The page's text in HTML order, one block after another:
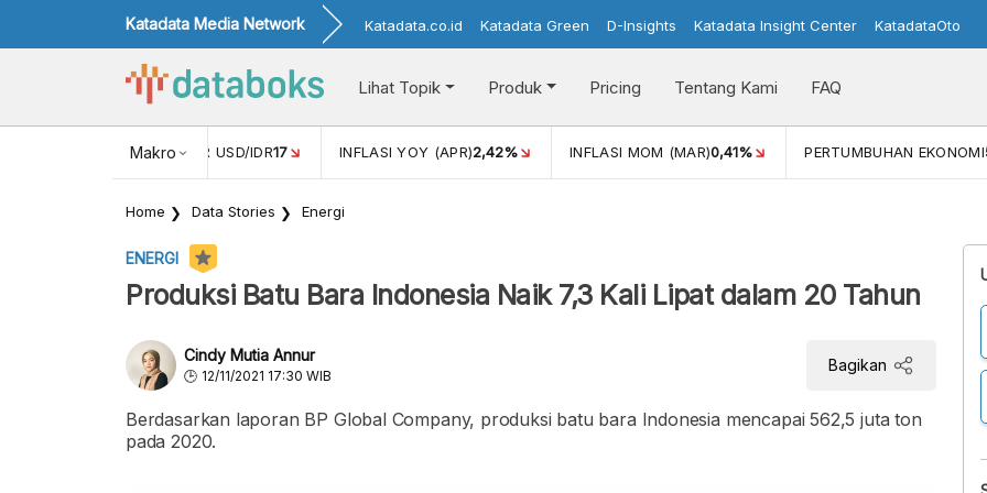
Katadata Media Network Katadata.co.id Katadata Green D-Insights Katadata Insight Center KatadataOto
Lihat Topik Produk Pricing Tentang Kami FAQ
Makro
NILAI TUKAR USD/IDR17 INFLASI YOY (APR)2,42% INFLASI MOM (MAR)0,41% PERTUMBUHAN EKONOMI
Home Data Stories Energi
ENERGI
Produksi Batu Bara Indonesia Naik 7,3 Kali Lipat dalam 20 Tahun
Cindy Mutia Annur
12/11/2021 17:30 WIB
Bagikan
Berdasarkan laporan BP Global Company, produksi batu bara Indonesia mencapai 562,5 juta ton
pada 2020.